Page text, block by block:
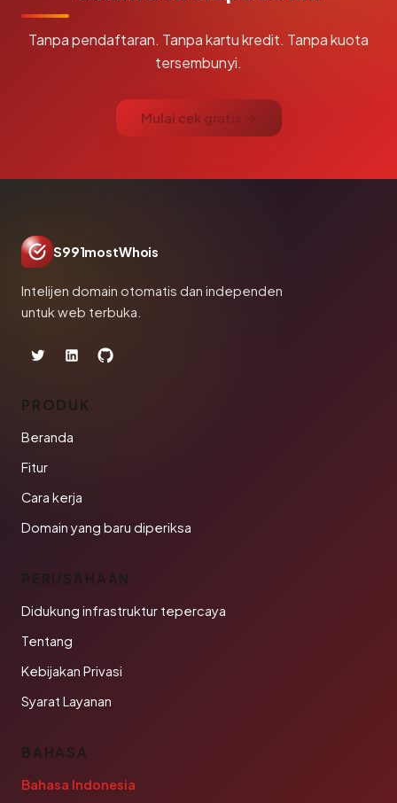
Tanpa pendaftaran. Tanpa kartu kredit. Tanpa kuota
tersembunyi.
Mulai cek gratis →
S991mostWhois
Intelijen domain otomatis dan independen
untuk web terbuka.
PRODUK
Beranda
Fitur
Cara kerja
Domain yang baru diperiksa
PERUSAHAAN
Didukung infrastruktur tepercaya
Tentang
Kebijakan Privasi
Syarat Layanan
BAHASA
Bahasa Indonesia